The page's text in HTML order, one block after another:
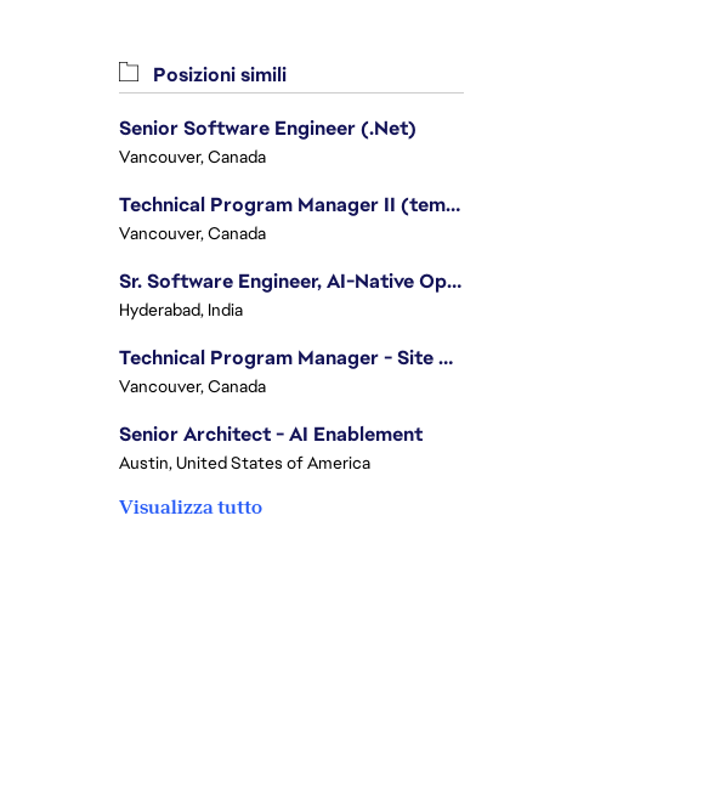
Posizioni simili
Senior Software Engineer (.Net)
Vancouver, Canada
Technical Program Manager II (temporary)
Vancouver, Canada
Sr. Software Engineer, AI-Native Operations Platform
Hyderabad, India
Technical Program Manager - Site Reliability Engineering (SRE)
Vancouver, Canada
Senior Architect - AI Enablement
Austin, United States of America
Visualizza tutto